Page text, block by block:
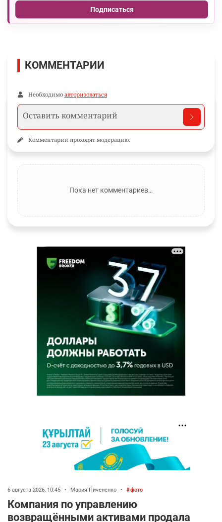
Подписаться
КОММЕНТАРИИ
Необходимо авторизоваться
Комментарии проходят модерацию.
Пока нет комментариев…
6 августа 2026, 10:45 • Мария Пичененко • фото
Компания по управлению
возвращёнными активами продала